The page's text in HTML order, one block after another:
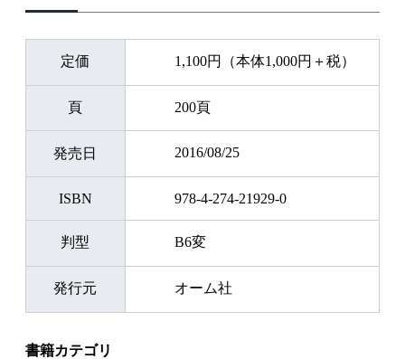
定価 1,100円（本体1,000円＋税）
頁 200頁
発売日 2016/08/25
ISBN 978-4-274-21929-0
判型 B6変
発行元 オーム社
書籍カテゴリ